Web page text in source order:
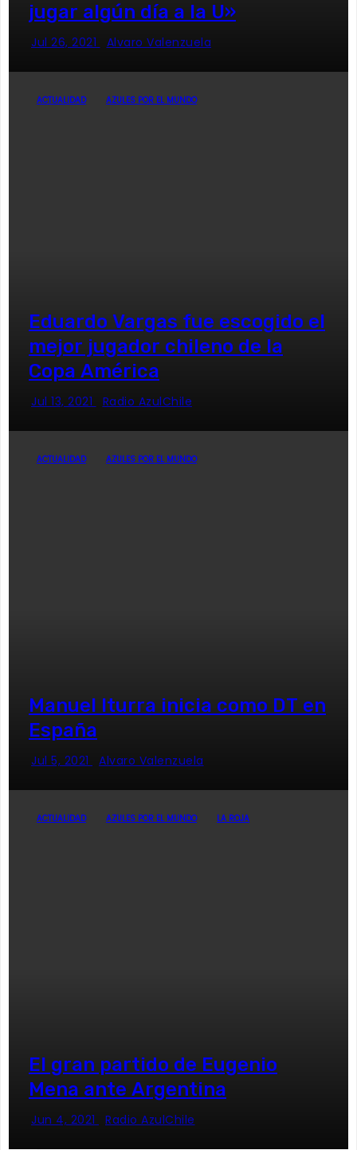
jugar algún día a la U»
Jul 26, 2021 Alvaro Valenzuela
ACTUALIDAD AZULES POR EL MUNDO
Eduardo Vargas fue escogido el
mejor jugador chileno de la
Copa América
Jul 13, 2021 Radio AzulChile
ACTUALIDAD AZULES POR EL MUNDO
Manuel Iturra inicia como DT en
España
Jul 5, 2021 Alvaro Valenzuela
ACTUALIDAD AZULES POR EL MUNDO LA ROJA
El gran partido de Eugenio
Mena ante Argentina
Jun 4, 2021 Radio AzulChile